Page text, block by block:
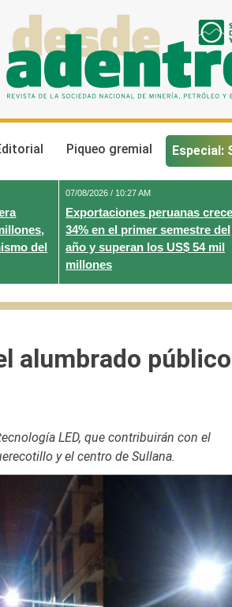
Piqueo gremial Especial:
del
07/08/2026 / 10:27 AM
Exportaciones peruanas
34% en el primer semestre del
año y superan los US$ 54 mil
millones
alumbrado
LED, que contribuirán con el
y el centro de Sullana.